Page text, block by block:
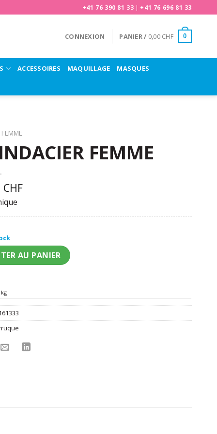
+41 76 390 81 33 | +41 76 696 81 33
CONNEXION PANIER / 0,00 CHF 0
ACCESSOIRES MAQUILLAGE MASQUES
FEMME
FEMME
CHF
Brindacier femme
AU PANIER